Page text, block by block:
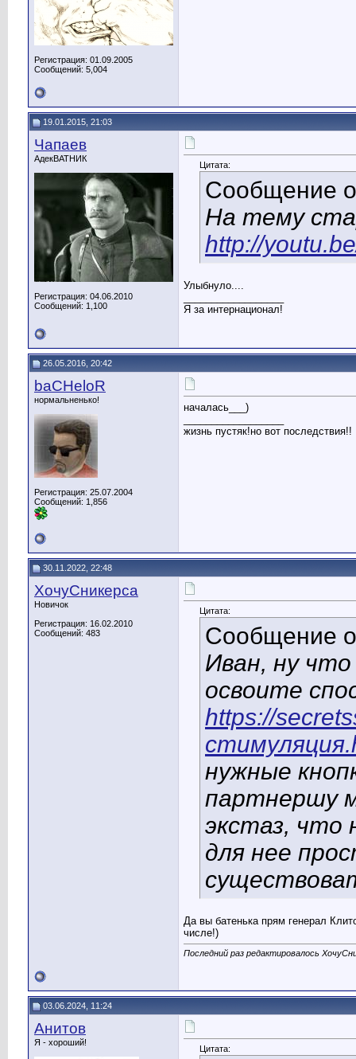
Регистрация: 01.09.2005
Сообщений: 5,004
19.01.2015, 21:03
Чапаев
АдекВАТНИК
Регистрация: 04.06.2010
Сообщений: 1,100
Цитата:
Сообщение
На тему
http://
Улыбнуло....
Я за интернационал!
26.05.2016, 20:42
baCHeloR
нормальненько!
Регистрация: 25.07.2004
Сообщений: 1,856
началась___)
жизнь пустяк!но вот последствия!!
30.11.2022, 22:48
ХочуСникерса
Новичок
Регистрация: 16.02.2010
Сообщений: 483
Цитата:
Сообщение
Иван, ну
освоите
https://
нужные
партнершу
экстаз, что
для нее
Да вы батенька прям генерал
числе!)
Последний раз редактировалось
03.06.2024, 11:24
Анитов
Я - хороший!
Цитата: